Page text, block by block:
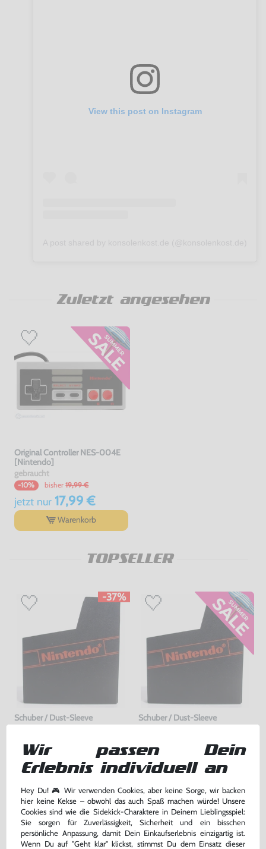
View this post on Instagram
Zuletzt angesehen
Original Controller NES-004E
[Nintendo]
gebraucht
-10% bisher 19,99 €
jetzt nur17,99 €
Warenkorb
TOPSELLER
-37%
Schuber / Dust-Sleeve
-37% bisher
jetzt nur5,00 €
Schuber / Dust-Sleeve
-10% 5,00 €
jetzt nur4,50 €
Warenkorb
Wir passen Dein
Erlebnis individuell an
Hey Du! 🎮 Wir verwenden Cookies, aber keine Sorge, wir backen
hier keine Kekse – obwohl das auch Spaß machen würde! Unsere
Cookies sind wie die Sidekick-Charaktere in Deinem Lieblingsspiel:
Sie sorgen für Zuverlässigkeit, Sicherheit und ein bisschen
persönliche Anpassung, damit Dein Einkaufserlebnis einzigartig ist.
Wenn Du auf "Geht klar" klickst, stimmst Du dem Einsatz dieser